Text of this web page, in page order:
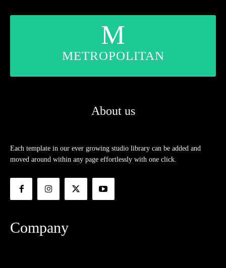
M
METROPOLITAN
About us
Each template in our ever growing studio library can be added and
moved around within any page effortlessly with one click.
Company